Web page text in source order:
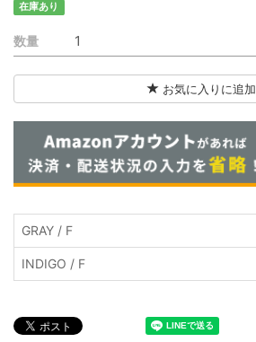
在庫あり
数量
お気に入りに追加
GRAY / F
INDIGO / F